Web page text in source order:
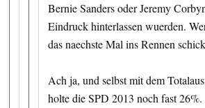
Bernie Sanders oder Jeremy
Eindruck hinterlassen wuerden.
das naechste Mal ins Rennen
Ach ja, und selbst mit dem
holte die SPD 2013 noch fast